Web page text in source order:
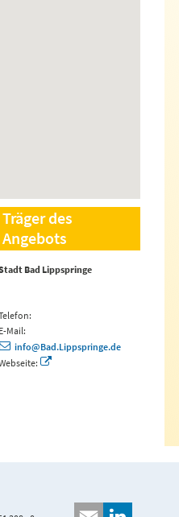
Träger des
Angebots
Bad Lippspringe
E-Mail:
info@Bad.Lippspringe.de